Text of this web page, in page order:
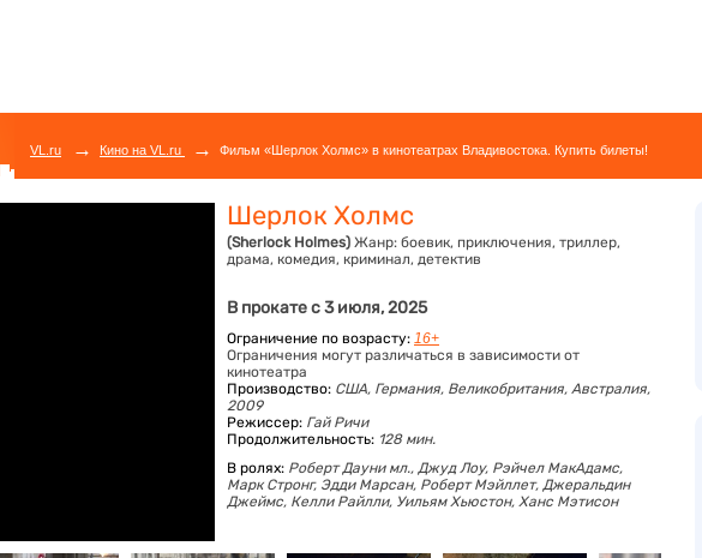
VL.ru → Кино на VL.ru → Фильм «Шерлок Холмс» в кинотеатрах Владивостока. Купить билеты!
Шерлок Холмс
(Sherlock Holmes) Жанр: боевик, приключения, триллер,
драма, комедия, криминал, детектив
В прокате с 3 июля, 2025
Ограничение по возрасту: 16+
Ограничения могут различаться в зависимости от
кинотеатра
Производство: США, Германия, Великобритания, Австралия,
2009
Режиссер: Гай Ричи
Продолжительность: 128 мин.
В ролях: Роберт Дауни мл., Джуд Лоу, Рэйчел МакАдамс,
Марк Стронг, Эдди Марсан, Роберт Мэйллет, Джеральдин
Джеймс, Келли Райлли, Уильям Хьюстон, Ханс Мэтисон